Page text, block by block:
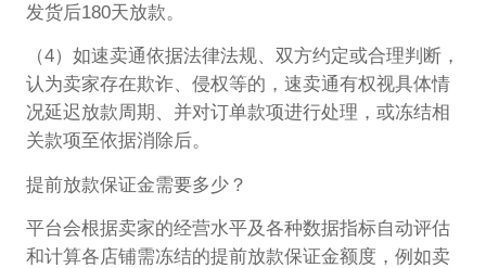
发货后180天放款。
（4）如速卖通依据法律法规、双方约定或合理判断，
认为卖家存在欺诈、侵权等的，速卖通有权视具体情
况延迟放款周期、并对订单款项进行处理，或冻结相
关款项至依据消除后。
提前放款保证金需要多少？
平台会根据卖家的经营水平及各种数据指标自动评估
和计算各店铺需冻结的提前放款保证金额度，例如卖